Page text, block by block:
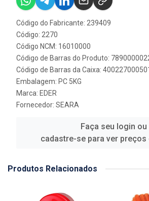
Código do Fabricante: 239409
Código: 2270
Código NCM: 16010000
Código de Barras do Produto:
Código de Barras da Caixa:
Embalagem: PC 5KG
Marca: EDER
Fornecedor: SEARA
Faça seu login ou
cadastre-se para ver preços
Produtos Relacionados